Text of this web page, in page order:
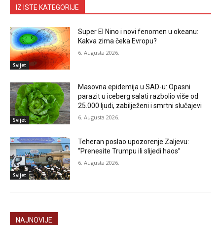
IZ ISTE KATEGORIJE
Svijet
Super El Nino i novi fenomen u okeanu:
Kakva zima čeka Evropu?
6. Augusta 2026.
Svijet
Masovna epidemija u SAD-u: Opasni
parazit u iceberg salati razbolio više od
25.000 ljudi, zabilježeni i smrtni slučajevi
6. Augusta 2026.
Svijet
Teheran poslao upozorenje Zaljevu:
“Prenesite Trumpu ili slijedi haos”
6. Augusta 2026.
NAJNOVIJE